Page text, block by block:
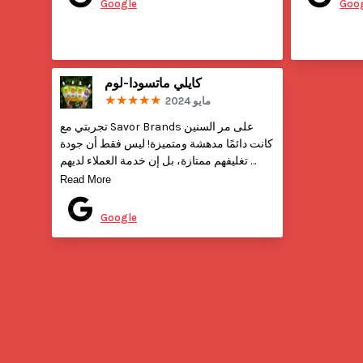
Google
كايلي ماتسودا-لوم
مايو 2024
تجربتي مع Savor Brands على مر السنين
كانت دائمًا مدهشة ومتميزة! ليس فقط أن جودة
تغليفهم ممتازة، بل إن خدمة العملاء لديهم
استثنائية. تيسا ساعدتنا في تحقيق جميع رغباتنا
في التغليف المخصص. إنها رائعة في توجيهك
خلال العملية وتقديم ملاحظات واقتراحات قيمة.
Read More
Google